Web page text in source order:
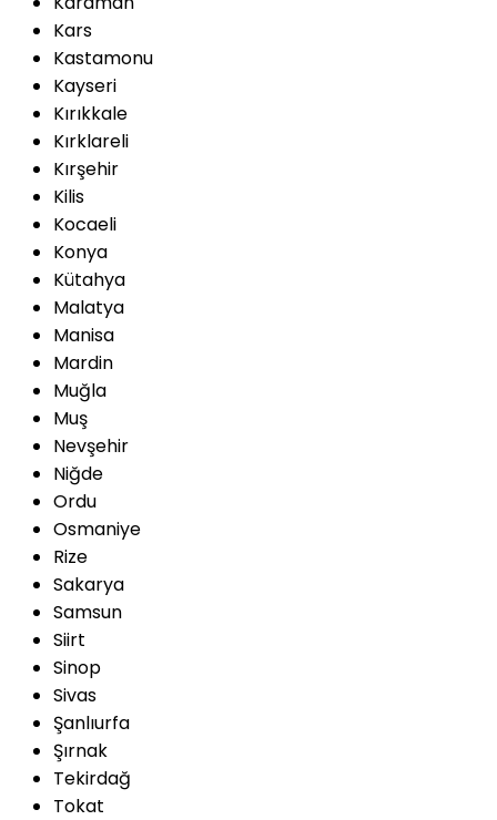
Kars
Kastamonu
Kayseri
Kırıkkale
Kırklareli
Kırşehir
Kilis
Kocaeli
Konya
Kütahya
Malatya
Manisa
Mardin
Muğla
Muş
Nevşehir
Niğde
Ordu
Osmaniye
Rize
Sakarya
Samsun
Siirt
Sinop
Sivas
Şanlıurfa
Şırnak
Tekirdağ
Tokat